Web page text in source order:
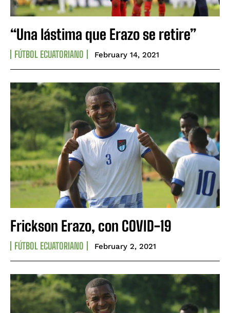
“Una lástima que Erazo se retire”
FÚTBOL ECUATORIANO February 14, 2021
Frickson Erazo, con COVID-19
FÚTBOL ECUATORIANO February 2, 2021